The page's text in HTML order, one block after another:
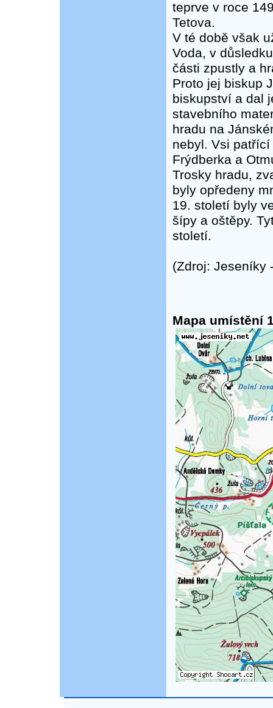
teprve v roce
Tetova.
V té době však
Voda, v
části zpustly a
Proto jej biskup
biskupství a dal
stavebního
hradu na
nebyl. Vsi
Frýdberka a
Trosky hradu,
byly opředeny
19. století byly
šípy a oštěpy.
století.
(Zdroj: Jeseníky
Mapa umístění